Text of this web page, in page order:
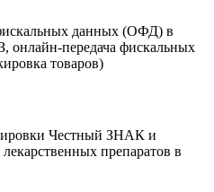
данных (ОФД) в
онлайн-передача фискальных
товаров)
Честный ЗНАК и
препаратов в